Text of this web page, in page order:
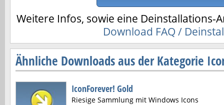
Weitere Infos, sowie eine Deinstallations-
Download FAQ /
Ähnliche Downloads aus der Kategorie
IconForever! Gold
Riesige Sammlung mit Windows Icons